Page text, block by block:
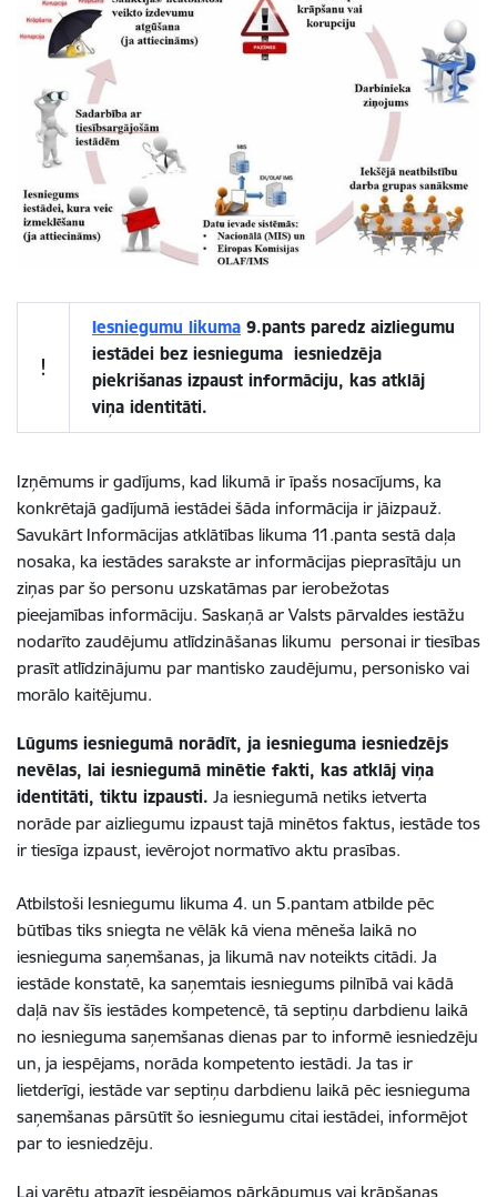
!
Iesniegumu likuma 9.pants paredz aizliegumu
iestādei bez iesnieguma iesniedzēja
piekrišanas izpaust informāciju, kas atklāj
viņa identitāti.
Izņēmums ir gadījums, kad likumā ir īpašs nosacījums, ka
konkrētajā gadījumā iestādei šāda informācija ir jāizpauž.
Savukārt Informācijas atklātības likuma 11.panta sestā daļa
nosaka, ka iestādes sarakste ar informācijas pieprasītāju un
ziņas par šo personu uzskatāmas par ierobežotas
pieejamības informāciju. Saskaņā ar Valsts pārvaldes iestāžu
nodarīto zaudējumu atlīdzināšanas likumu personai ir tiesības
prasīt atlīdzi­nājumu par mantisko zaudējumu, personisko vai
morālo kaitējumu.
Lūgums iesniegumā norādīt, ja iesnieguma iesniedzējs
nevēlas, lai iesniegumā minētie fakti, kas atklāj viņa
identitāti, tiktu izpausti. Ja iesniegumā netiks ietverta
norāde par aizliegumu izpaust tajā minētos faktus, iestāde tos
ir tiesīga izpaust, ievērojot normatīvo aktu prasības.
Atbilstoši Iesniegumu likuma 4. un 5.pantam atbilde pēc
būtības tiks sniegta ne vēlāk kā viena mēneša laikā no
iesnieguma saņemšanas, ja likumā nav noteikts citādi. Ja
iestāde konstatē, ka saņemtais iesniegums pilnībā vai kādā
daļā nav šīs iestādes kompetencē, tā septiņu darbdienu laikā
no iesnieguma saņemšanas dienas par to informē iesniedzēju
un, ja iespējams, norāda kompetento iestādi. Ja tas ir
lietderīgi, iestāde var septiņu darbdienu laikā pēc iesnieguma
saņemšanas pārsūtīt šo iesniegumu citai iestādei, informējot
par to iesniedzēju.
Lai varētu atpazīt iespējamos pārkāpumus vai krāpšanas